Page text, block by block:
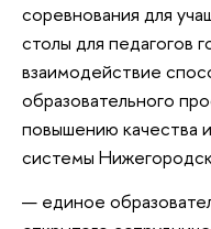
соревнования для
столы для педагогов
взаимодействие
образовательного
повышению качества
системы
единое